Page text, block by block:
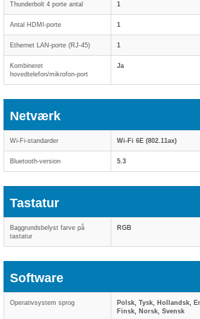
Thunderbolt 4 porte antal 1
Antal HDMI-porte 1
Ethernet LAN-porte (RJ-45) 1
Kombineret
hovedtelefon/mikrofon-port
Ja
Netværk
Wi-Fi-standarder Wi-Fi 6E (802.11ax)
Bluetooth-version 5.3
Tastatur
Baggrundsbelyst farve på
tastatur
RGB
Software
Operativsystem sprog
Polsk, Tysk, Hollandsk,
Finsk, Norsk, Svensk